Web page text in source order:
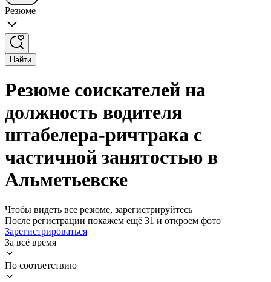
Резюме
Найти
Резюме соискателей на
должность водителя
штабелера-ричтрака с
частичной занятостью в
Альметьевске
Чтобы видеть все резюме, зарегистрируйтесь
После регистрации покажем ещё 31 и откроем фото
Зарегистрироваться
За всё время
По соответствию